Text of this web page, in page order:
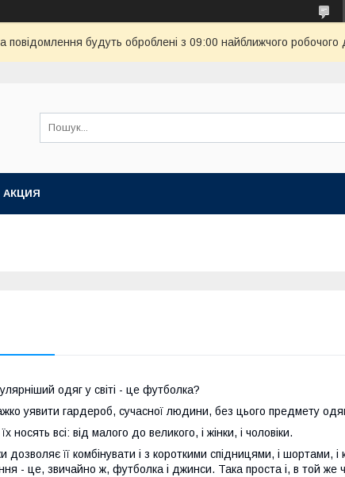
повідомлення будуть оброблені з 09:00 найближчого
АКЦИЯ
одяг у світі - це футболка?
уявити гардероб, сучасної людини, без цього предмету
носять всі: від малого до великого, і жінки, і чоловіки.
дозволяє її комбінувати і з короткими спідницями, і шортами, і
- це, звичайно ж, футболка і джинси. Така проста і, в той же